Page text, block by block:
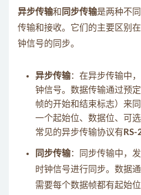
异步传输和 同步传输是两种不
传输和接收。它们的主要区别
钟信号的同步。
异步传输：在异步传输中
钟信号。数据传输通过预
帧的开始和结束标志）来
一个起始位、数据位、可
常见的异步传输协议有 RS-
同步传输：同步传输中，
时钟信号进行同步。数据
需要每个数据帧都有起始